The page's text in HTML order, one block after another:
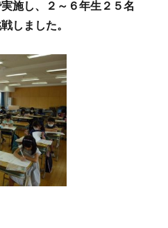
した
ク
テ
リ
ー
支援本部活動紹介
検定を７月８日（土）午
施し、２～６年生２５名
しました。